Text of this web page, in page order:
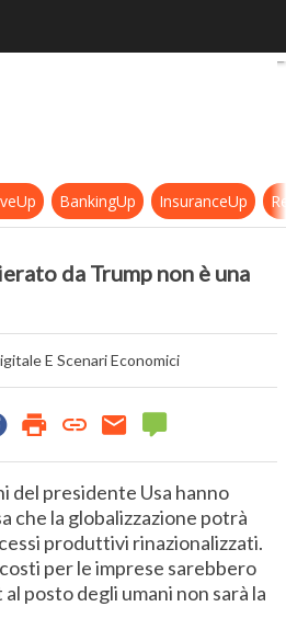
re-shoring sbandierato da
BankingUp InsuranceUp
da Trump non è una
E Scenari Economici
del presidente Usa hanno
che la globalizzazione potrà
produttivi rinazionalizzati.
per le imprese sarebbero
posto degli umani non sarà la